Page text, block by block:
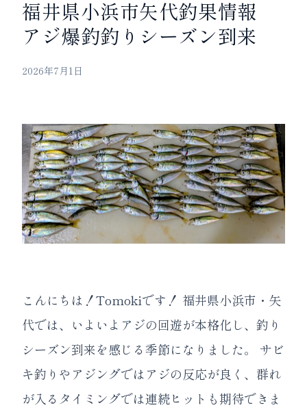
福井県小浜市矢代釣果情報
アジ爆釣釣りシーズン到来
2026年7月1日
こんにちは！Tomokiです！ 福井県小浜市・矢
代では、いよいよアジの回遊が本格化し、釣り
シーズン到来を感じる季節になりました。 サビ
キ釣りやアジングではアジの反応が良く、群れ
が入るタイミングでは連続ヒットも期待できま